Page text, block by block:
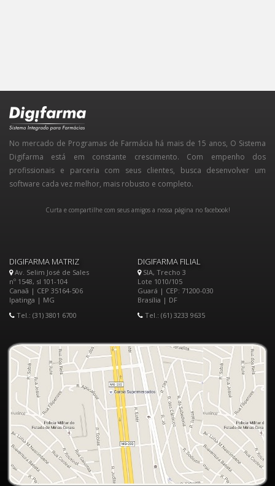
No mercado de Programas de Farmácia há mais de 15 anos, O Sistema
Digifarma está em constante crescimento. Com empenho dos
profissionais e parceria com seus clientes, busca desenvolver um
software cada vez melhor, mais robusto e completo.
Curta e compartilhe com seus amigos a nossa página no facebook!
DIGIFARMA MATRIZ
Av. Selim José de Sales
nº 1548, sl 101-104
Canaã | CEP 35164-506
Ipatinga | MG
Tel.: (31) 3801 6700
DIGIFARMA FILIAL
SIA, Trecho 3
Lote 1010/105
Guará | CEP: 71200-030
Brasília | DF
Tel.: (61) 3233 9635